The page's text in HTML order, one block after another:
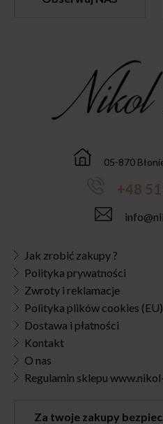
05-870
+48
Jak zrobić zakupy ?
Polityka prywatności
Zwroty i reklamacje
Polityka plików cookies (EU)
Dostawa i płatności
Kontakt
O nas
Regulamin sklepu
Za twoje zakupy